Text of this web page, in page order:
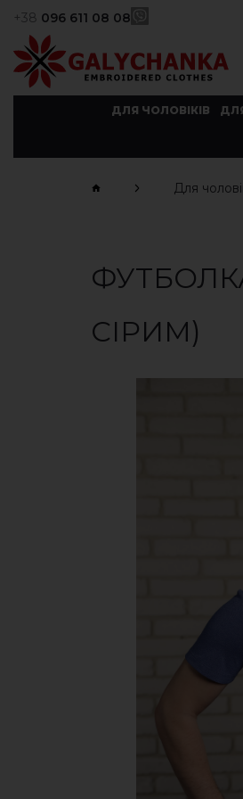
+38 096 611 08 08
ДЛЯ ЧОЛОВІКІВ
Для
СІРИМ)